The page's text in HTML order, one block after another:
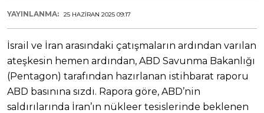
YAYINLANMA: 25 HAZIRAN 2025 09:17
İsrail ve İran arasındaki çatışmaların ardından varılan
ateşkesin hemen ardından, ABD Savunma Bakanlığı
(Pentagon) tarafından hazırlanan istihbarat raporu
ABD basınına sızdı. Rapora göre, ABD’nin
saldırılarında İran’ın nükleer tesislerinde beklenen